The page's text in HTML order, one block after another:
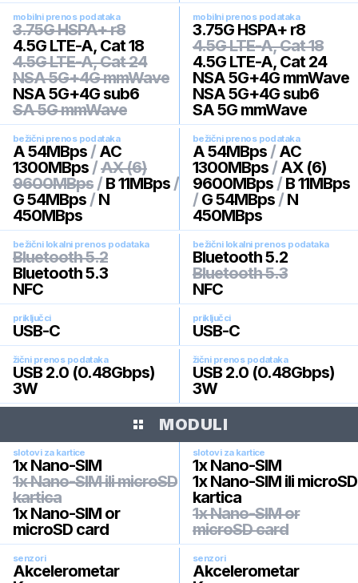
mobilni prenos podataka
3.75G HSPA+ r8
4.5G LTE-A, Cat 18
4.5G LTE-A, Cat 24
NSA 5G+4G mmWave
NSA 5G+4G sub6
SA 5G mmWave
mobilni prenos podataka
3.75G HSPA+ r8
4.5G LTE-A, Cat 18
4.5G LTE-A, Cat 24
NSA 5G+4G mmWave
NSA 5G+4G sub6
SA 5G mmWave
bežični prenos podataka
A 54MBps / AC
1300MBps /AX (6)
9600MBps / B 11MBps /
G 54MBps / N
450MBps
bežični prenos podataka
A 54MBps / AC
1300MBps / AX (6)
9600MBps / B 11MBps
/ G 54MBps / N
450MBps
bežični lokalni prenos podataka
Bluetooth 5.2
Bluetooth 5.3
NFC
bežični lokalni prenos podataka
Bluetooth 5.2
Bluetooth 5.3
NFC
priključci
USB-C
priključci
USB-C
žični prenos podataka
USB 2.0 (0.48Gbps)
3W
žični prenos podataka
USB 2.0 (0.48Gbps)
3W
MODULI
slotovi za kartice
1x Nano-SIM
1x Nano-SIM ili microSD
kartica
1x Nano-SIM or
microSD card
slotovi za kartice
1x Nano-SIM
1x Nano-SIM ili microSD
kartica
1x Nano-SIM or
microSD card
senzori
Akcelerometar
senzori
Akcelerometar